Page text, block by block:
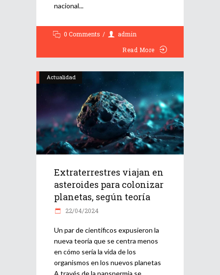
nacional
0 Comments
admin
Read More
Actualidad
Extraterrestres viajan en
asteroides para colonizar
planetas, según teoría
22/04/2024
Un par de científicos expusieron la
nueva teoría que se centra menos
en cómo sería la vida de los
organismos en los nuevos planetas
A través de la panspermia se